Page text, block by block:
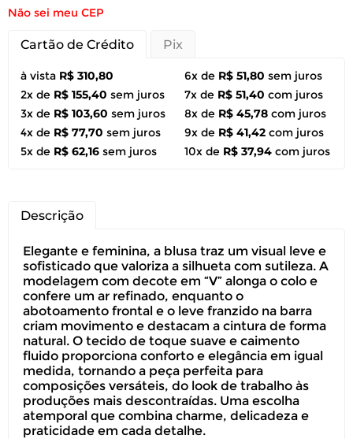
Não sei meu CEP
Cartão de Crédito Pix
à vista R$ 310,80
2x de R$ 155,40 sem juros
3x de R$ 103,60 sem juros
4x de R$ 77,70 sem juros
5x de R$ 62,16 sem juros
6x de R$ 51,80 sem juros
7x de R$ 51,40 com juros
8x de R$ 45,78 com juros
9x de R$ 41,42 com juros
10x de R$ 37,94 com juros
Descrição
Elegante e feminina, a blusa traz um visual leve e
sofisticado que valoriza a silhueta com sutileza. A
modelagem com decote em “V” alonga o colo e
confere um ar refinado, enquanto o
abotoamento frontal e o leve franzido na barra
criam movimento e destacam a cintura de forma
natural. O tecido de toque suave e caimento
fluido proporciona conforto e elegância em igual
medida, tornando a peça perfeita para
composições versáteis, do look de trabalho às
produções mais descontraídas. Uma escolha
atemporal que combina charme, delicadeza e
praticidade em cada detalhe.